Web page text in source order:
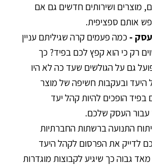
מוצרים ושירותים חדשים גם אם
אותם ספציפית.
- כמה פעמים קרה שגיליתם עניין
רק כי הוא קפץ לכם בפיד? כך
גם על הגולשים שעד כה לא היו
ובעקבות חשיפה של מוצר
הופכים להיות קהל יעד
עבור העסק שלכם.
התנועה ברשתות החברתיות
לדייק את הפרסום לקהל היעד
מאד גבוה כך שיגיע לקבוצות מוגדרות